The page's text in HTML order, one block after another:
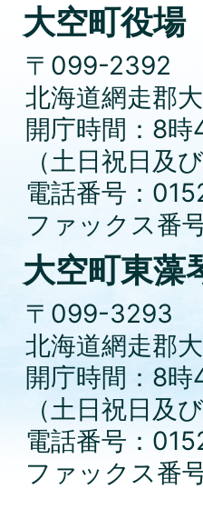
大空町役場
〒099-2392
北海道網走郡
開庁時間：8
（土日祝日及
電話番号：
ファックス番
大空町東藻
〒099-3293
北海道網走郡
開庁時間：8
（土日祝日及
電話番号：
ファックス番